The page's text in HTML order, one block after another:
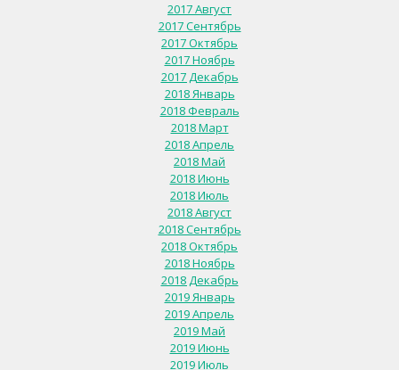
2017 Август
2017 Сентябрь
2017 Октябрь
2017 Ноябрь
2017 Декабрь
2018 Январь
2018 Февраль
2018 Март
2018 Апрель
2018 Май
2018 Июнь
2018 Июль
2018 Август
2018 Сентябрь
2018 Октябрь
2018 Ноябрь
2018 Декабрь
2019 Январь
2019 Апрель
2019 Май
2019 Июнь
2019 Июль